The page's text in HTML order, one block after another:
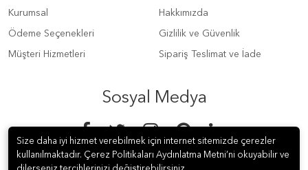
Kurumsal
Ödeme Seçenekleri
Müşteri Hizmetleri
Hakkımızda
Gizlilik ve Güvenlik
Sipariş Teslimat ve İade
Sosyal Medya
Size daha iyi hizmet verebilmek için internet sitemizde çerezler
kullanılmaktadır. Çerez Politikaları Aydınlatma Metni’ni okuyabilir ve